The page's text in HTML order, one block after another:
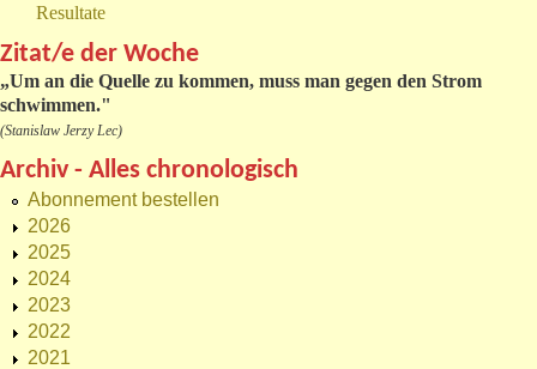
Resultate
Zitat/e der Woche
„Um an die Quelle zu kommen, muss man gegen den Strom
schwimmen."
(Stanislaw Jerzy Lec)
Archiv - Alles chronologisch
Abonnement bestellen
2026
2025
2024
2023
2022
2021